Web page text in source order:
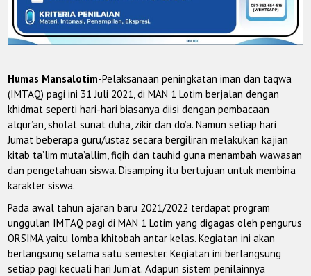
Humas Mansalotim-Pelaksanaan peningkatan iman dan taqwa
(IMTAQ) pagi ini 31 Juli 2021, di MAN 1 Lotim berjalan dengan
khidmat seperti hari-hari biasanya diisi dengan pembacaan
alqur’an, sholat sunat duha, zikir dan do’a. Namun setiap hari
Jumat beberapa guru/ustaz secara bergiliran melakukan kajian
kitab ta’lim muta’allim, fiqih dan tauhid guna menambah wawasan
dan pengetahuan siswa. Disamping itu bertujuan untuk membina
karakter siswa.
Pada awal tahun ajaran baru 2021/2022 terdapat program
unggulan IMTAQ pagi di MAN 1 Lotim yang digagas oleh pengurus
ORSIMA yaitu lomba khitobah antar kelas. Kegiatan ini akan
berlangsung selama satu semester. Kegiatan ini berlangsung
setiap pagi kecuali hari Jum’at. Adapun sistem penilainnya